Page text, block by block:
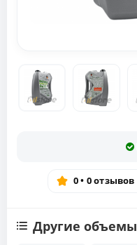
0 • 0 отзывов
Другие объемы